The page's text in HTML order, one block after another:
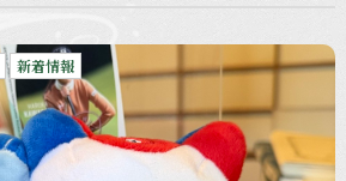
新着情報